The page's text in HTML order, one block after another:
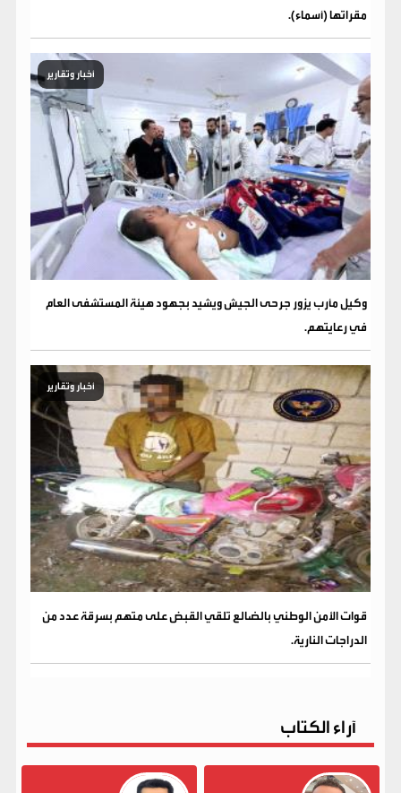
مقراتها (أسماء).
أخبار وتقارير
وكيل مأرب يزور جرحى الجيش ويشيد بجهود هيئة المستشفى العام
في رعايتهم.
أخبار وتقارير
قوات الأمن الوطني بالضالع تلقي القبض على متهم بسرقة عدد من
الدراجات النارية.
آراء الكتاب